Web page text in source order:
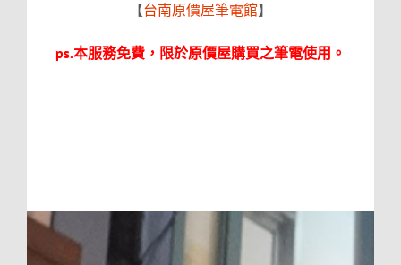
【台南原價屋筆電館】
ps.本服務免費，限於原價屋購買之筆電使用。